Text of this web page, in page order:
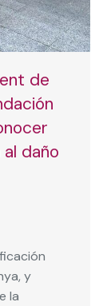
de
daño
y
la